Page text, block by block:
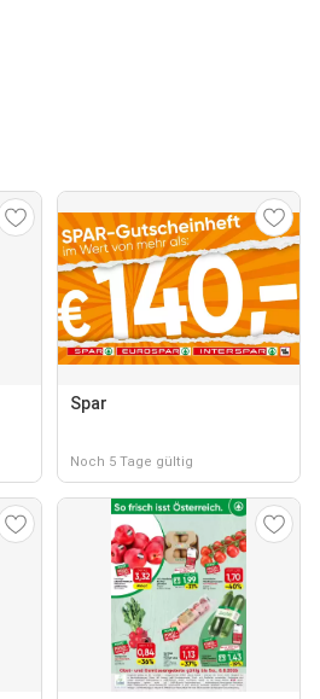
Spar
Noch 5 Tage gültig